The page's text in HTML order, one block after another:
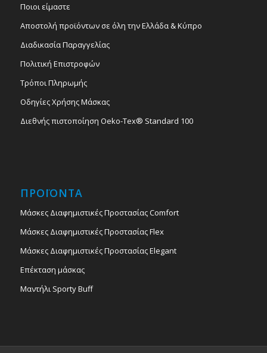
Ποιοι είμαστε
Αποστολή προϊόντων σε όλη την Ελλάδα & Κύπρο
Διαδικασία Παραγγελίας
Πολιτική Επιστροφών
Τρόποι Πληρωμής
Οδηγίες Χρήσης Μάσκας
Διεθνής πιστοποίηση Oeko-Tex® Standard 100
ΠΡΟΪΟΝΤΑ
Μάσκες Διαφημιστικές Προστασίας Comfort
Μάσκες Διαφημιστικές Προστασίας Flex
Μάσκες Διαφημιστικές Προστασίας Elegant
Επέκταση μάσκας
Μαντήλι Sporty Buff